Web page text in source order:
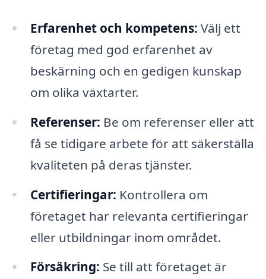
Erfarenhet och kompetens: Välj ett
företag med god erfarenhet av
beskärning och en gedigen kunskap
om olika växtarter.
Referenser: Be om referenser eller att
få se tidigare arbete för att säkerställa
kvaliteten på deras tjänster.
Certifieringar: Kontrollera om
företaget har relevanta certifieringar
eller utbildningar inom området.
Försäkring: Se till att företaget är